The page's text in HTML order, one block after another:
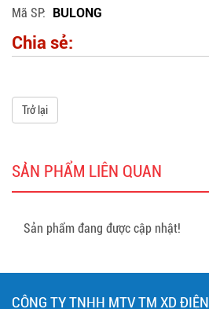
Mã SP BULONG
Chia sẻ:
Trở lại
SẢN PHẨM LIÊN QUAN
Sản phẩm đang được cập nhật!
CÔNG TY TNHH MTV TM XD ĐIỆN